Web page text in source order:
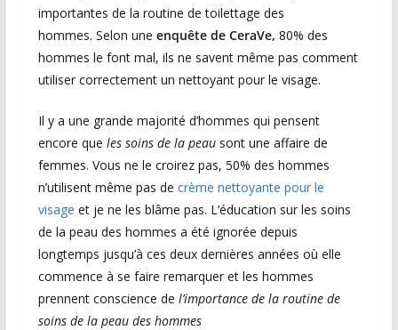
importantes de la routine de toilettage des
hommes. Selon une enquête de CeraVe, 80% des
hommes le font mal, ils ne savent même pas comment
utiliser correctement un nettoyant pour le visage.
Il y a une grande majorité d’hommes qui pensent
encore que les soins de la peausont une affaire de
femmes. Vous ne le croirez pas, 50% des hommes
n’utilisent même pas de crème nettoyante pour le
visage et je ne les blâme pas. L’éducation sur les soins
de la peau des hommes a été ignorée depuis
longtemps jusqu’à ces deux dernières années où elle
commence à se faire remarquer et les hommes
prennent conscience de l’importance de la routine de
soins de la peau des hommes